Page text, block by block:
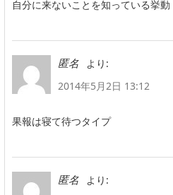
自分に来ないことを知っている挙動
匿名
より:
2014年5月2日 13:12
果報は寝て待つタイプ
匿名
より: